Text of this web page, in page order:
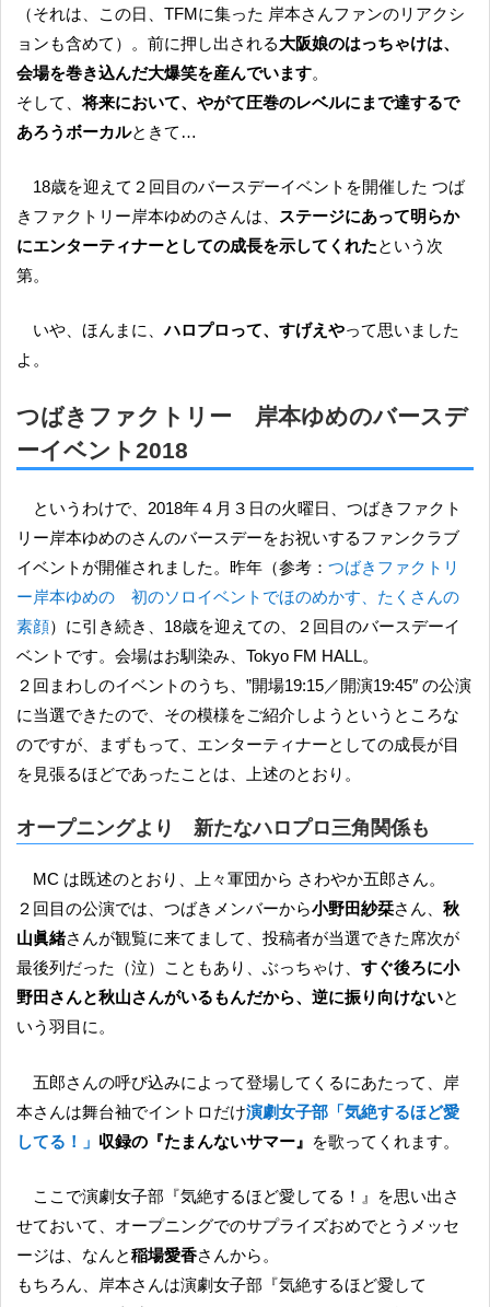
（それは、この日、TFMに集った 岸本さんファンのリアクシ
ョンも含めて）。前に押し出される大阪娘のはっちゃけは、
会場を巻き込んだ大爆笑を産んでいます。
そして、将来において、やがて圧巻のレベルにまで達するで
あろうボーカルときて…
18歳を迎えて２回目のバースデーイベントを開催した つば
きファクトリー岸本ゆめのさんは、
ステージにあって明らか
にエンターティナーとしての成長を示してくれたという次
第。
いや、ほんまに、ハロプロって、すげえやって思いました
よ。
つばきファクトリー 岸本ゆめのバースデ
ーイベント2018
というわけで、2018年４月３日の火曜日、つばきファクト
リー岸本ゆめのさんのバースデーをお祝いするファンクラブ
イベントが開催されました。昨年（参考： つばきファクトリ
ー岸本ゆめの 初のソロイベントでほのめかす、たくさんの
素顔）に引き続き、18歳を迎えての、２回目のバースデーイ
ベントです。会場はお馴染み、Tokyo FM HALL。
２回まわしのイベントのうち、”開場19:15／開演19:45″ の公演
に当選できたので、その模様をご紹介しようというところな
のですが、まずもって、エンターティナーとしての成長が目
を見張るほどであったことは、上述のとおり。
オープニングより 新たなハロプロ三角関係も
MC は既述のとおり、上々軍団から さわやか五郎さん。
２回目の公演では、つばきメンバーから小野田紗栞さん、 秋
山眞緒さんが観覧に来てまして、投稿者が当選できた席次が
最後列だった（泣）こともあり、ぶっちゃけ、 すぐ後ろに小
野田さんと秋山さんがいるもんだから、逆に振り向けないと
いう羽目に。
五郎さんの呼び込みによって登場してくるにあたって、岸
本さんは舞台袖でイントロだけ演劇女子部「気絶するほど愛
してる！」 収録の『たまんないサマー』 を歌ってくれます。
ここで演劇女子部『気絶するほど愛してる！』を思い出さ
せておいて、オープニングでのサプライズおめでとうメッセ
ージは、なんと稲場愛香さんから。
もちろん、岸本さんは演劇女子部『気絶するほど愛して